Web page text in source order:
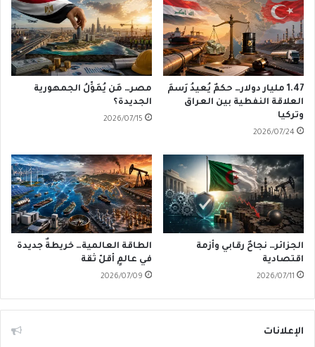
1.47 مليار دولار… حكمٌ يُعيدُ رَسمَ
العلاقة النفطية بين العراق
وتركيا
2026/07/24
مصر… مَن يُمَوِّلُ الجمهورية
الجديدة؟
2026/07/15
الجزائر… نجاحٌ رقابي وأزمة
اقتصادية
2026/07/11
الطاقة العالمية… خريطةٌ جديدة
في عالمٍ أقلّ ثقة
2026/07/09
الإعلانات